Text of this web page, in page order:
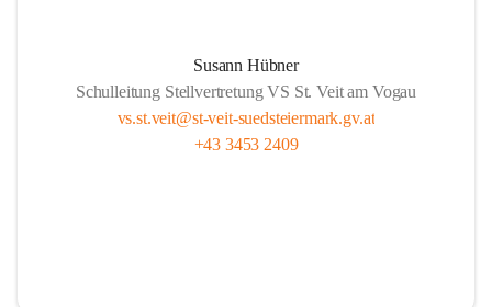
Susann Hübner
Schulleitung Stellvertretung VS St. Veit am Vogau
vs.st.veit@st-veit-suedsteiermark.gv.at
+43 3453 2409